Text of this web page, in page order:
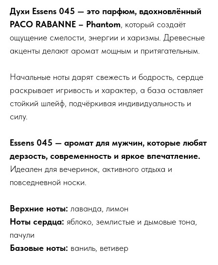
Духи Essens 045 — это парфюм, вдохновлённый
PACO RABANNE – Phantom, который создаёт
ощущение смелости, энергии и харизмы. Древесные
акценты делают аромат мощным и притягательным.
Начальные ноты дарят свежесть и бодрость, сердце
раскрывает игривость и характер, а база оставляет
стойкий шлейф, подчёркивая индивидуальность и
силу.
Essens 045 — аромат для мужчин, которые любят
дерзость, современность и яркое впечатление.
Идеален для вечеринок, активного отдыха и
повседневной носки.
Верхние ноты: лаванда, лимон
Ноты сердца: яблоко, землистые и дымовые тона,
пачули
Базовые ноты: ваниль, ветивер